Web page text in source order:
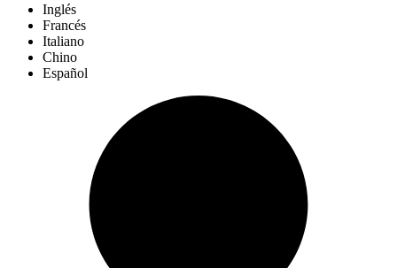
Inglés
Francés
Italiano
Chino
Español